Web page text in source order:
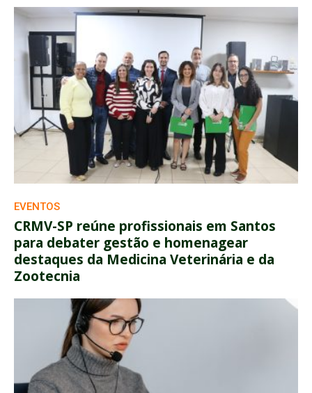
EVENTOS
CRMV-SP reúne profissionais em Santos
para debater gestão e homenagear
destaques da Medicina Veterinária e da
Zootecnia